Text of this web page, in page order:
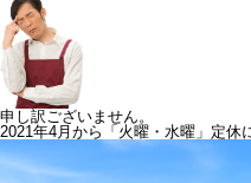
申し訳ございません。
2021年4月から「火曜・水曜」定休